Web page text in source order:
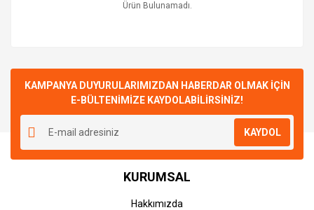
Ürün Bulunamadı.
KAMPANYA DUYURULARIMIZDAN HABERDAR OLMAK İÇİN
E-BÜLTENİMİZE KAYDOLABİLİRSİNİZ!
KAYDOL
KURUMSAL
Hakkımızda